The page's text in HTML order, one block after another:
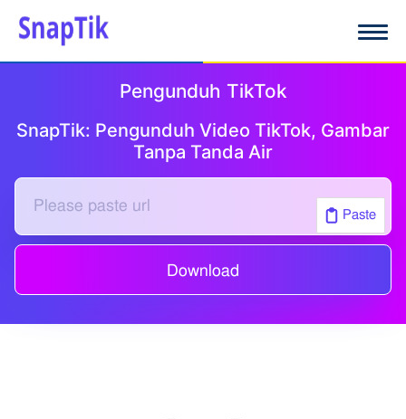
Pengunduh TikTok
SnapTik: Pengunduh Video TikTok, Gambar
Tanpa Tanda Air
Paste
Download